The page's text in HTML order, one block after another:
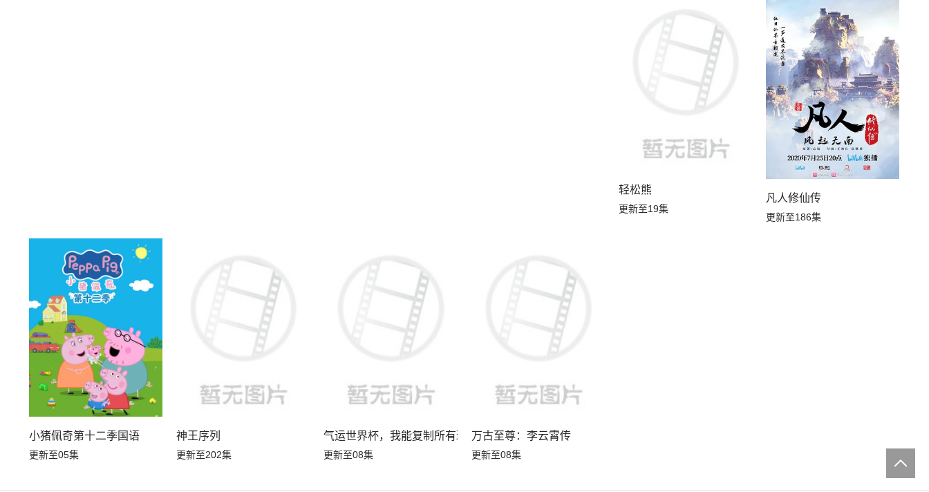
轻松熊
更新至19集
凡人修仙传
更新至186集
小猪佩奇第十二季国语
更新至05集
神王序列
更新至202集
气运世界杯，我能复制所有球星技能
更新至08集
万古至尊：李云霄传
更新至08集